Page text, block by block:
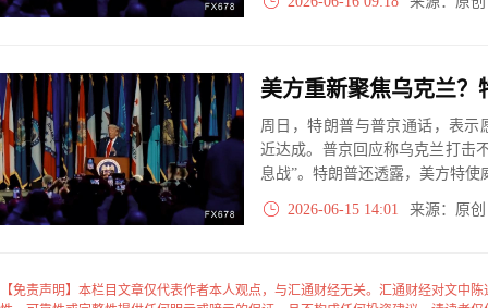
周日，特朗普与普京通话，表
近达成。普京回应称乌克兰打击
息战”。特朗普还透露，美方特
2026-06-15 14:01 来源：原
【免责声明】本栏目文章仅代表作者本人观点，与汇通财经无关。汇通财经对文中